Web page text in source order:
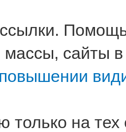
массы, сайты
только на тех